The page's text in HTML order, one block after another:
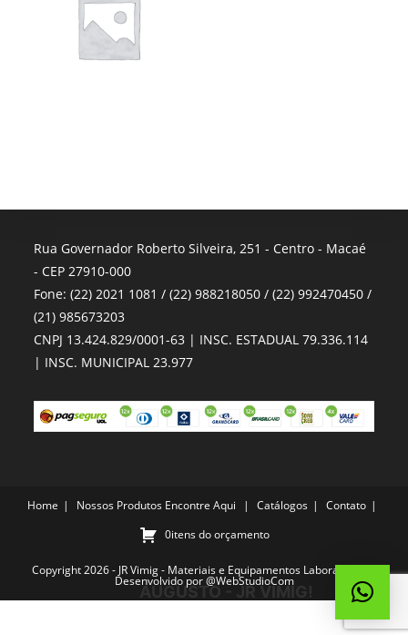
Rua Governador Roberto Silveira, 251 - Centro - Macaé
- CEP 27910-000
Fone: (22) 2021 1081 / (22) 988218050 / (22) 992470450 /
(21) 985673203
CNPJ 13.424.829/0001-63 | INSC. ESTADUAL 79.336.114
| INSC. MUNICIPAL 23.977
Home Nossos Produtos Encontre Aqui Catálogos
Contato
0itens do orçamento
Copyright 2026 - JR Vimig - Materiais e Equipamentos Laboratoriais -
Desenvolvido por@WebStudioCom
AUGUSTO - JR VIMIG!